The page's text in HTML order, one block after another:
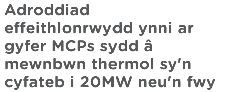
Adroddiad
effeithlonrwydd ynni ar
gyfer MCPs sydd â
mewnbwn thermol sy'n
cyfateb i 20MW neu'n fwy